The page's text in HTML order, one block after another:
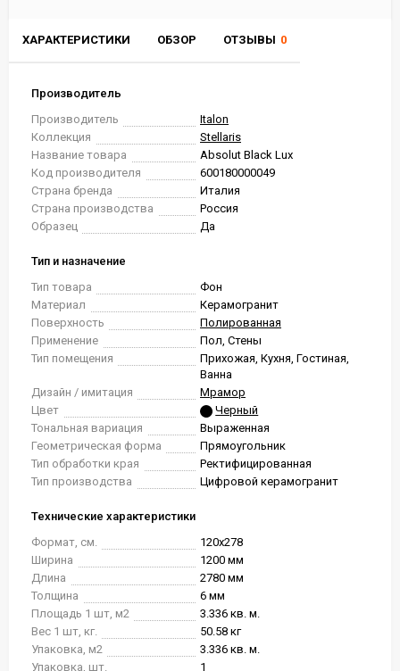
ХАРАКТЕРИСТИКИ ОБЗОР ОТЗЫВЫ 0
Производитель
Производитель
Italon
Коллекция
Stellaris
Название товара
Absolut Black Lux
Код производителя
600180000049
Страна бренда
Италия
Страна производства
Россия
Образец
Да
Тип и назначение
Тип товара
Фон
Материал
Керамогранит
Поверхность
Полированная
Применение
Пол, Стены
Тип помещения
Прихожая, Кухня, Гостиная,
Ванна
Дизайн / имитация
Мрамор
Цвет
Черный
Тональная вариация
Выраженная
Геометрическая форма
Прямоугольник
Тип обработки края
Ректифицированная
Тип производства
Цифровой керамогранит
Технические характеристики
Формат, см.
120x278
Ширина
1200 мм
Длина
2780 мм
Толщина
6 мм
Площадь 1 шт, м2
3.336 кв. м.
Вес 1 шт, кг.
50.58 кг
Упаковка, м2
3.336 кв. м.
Упаковка, шт.
1